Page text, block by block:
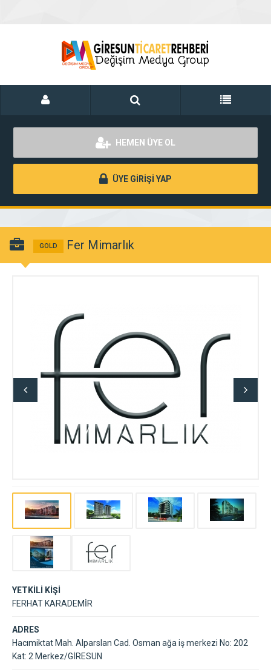
HEMEN ÜYE OL
ÜYE GİRİŞİ YAP
GOLD Fer Mimarlık
YETKİLİ KİŞİ
FERHAT KARADEMİR
ADRES
Hacımiktat Mah. Alparslan Cad. Osman ağa iş merkezi No: 202
Kat: 2 Merkez/GİRESUN